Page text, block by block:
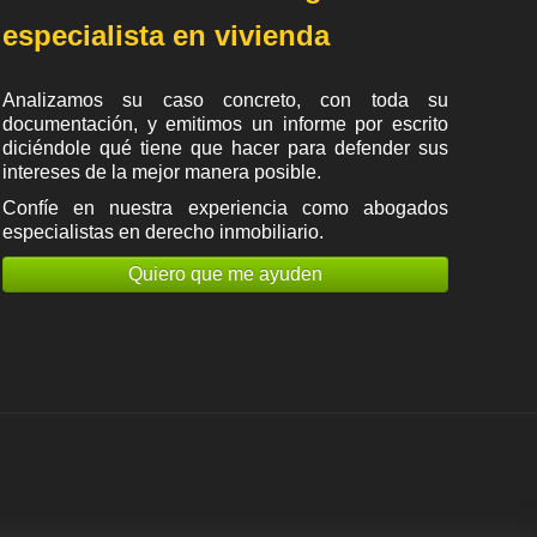
especialista en vivienda
Analizamos su caso concreto, con toda su
documentación, y emitimos un informe por escrito
diciéndole qué tiene que hacer para defender sus
intereses de la mejor manera posible.
Confíe en nuestra experiencia como abogados
especialistas en derecho inmobiliario.
Quiero que me ayuden